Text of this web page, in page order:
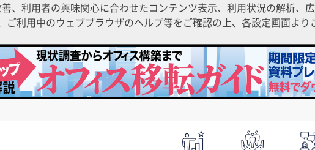
、利用者の興味関心に合わせたコンテンツ表示、利用状況の解析、
利用中のウェブブラウザのヘルプ等をご確認の上、各設定画面よ